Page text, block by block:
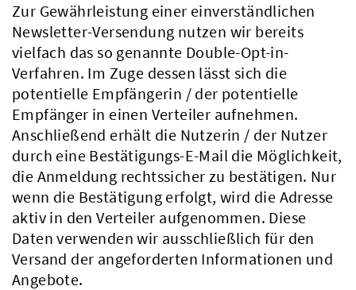
Aktuelles
Zur Gewährleistung einer einverständlichen
Newsletter-Versendung nutzen wir bereits
vielfach das so genannte Double-Opt-in-
Verfahren. Im Zuge dessen lässt sich die
potentielle Empfängerin / der potentielle
Empfänger in einen Verteiler aufnehmen.
Anschließend erhält die Nutzerin / der Nutzer
durch eine Bestätigungs-E-Mail die Möglichkeit,
die Anmeldung rechtssicher zu bestätigen. Nur
wenn die Bestätigung erfolgt, wird die Adresse
aktiv in den Verteiler aufgenommen. Diese
Daten verwenden wir ausschließlich für den
Versand der angeforderten Informationen und
Angebote.